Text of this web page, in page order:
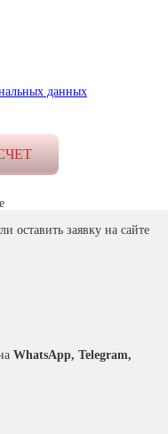
данных
оставить заявку на сайте
WhatsApp, Telegram,